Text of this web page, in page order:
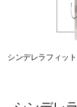
シンデレラフィッ